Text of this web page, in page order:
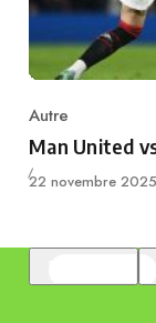
Category
Autre
Man United
Publié
22 novembre